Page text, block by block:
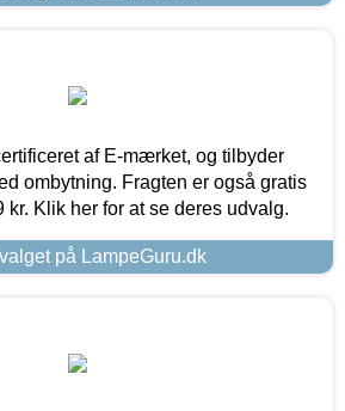
af E-mærket, og tilbyder
ombytning. Fragten er også gratis
kr. Klik her for at se deres udvalg.
på LampeGuru.dk